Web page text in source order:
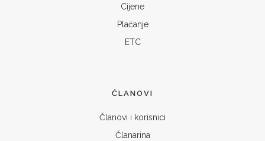
Cijene
Plaćanje
ETC
ČLANOVI
Članovi i korisnici
Članarina